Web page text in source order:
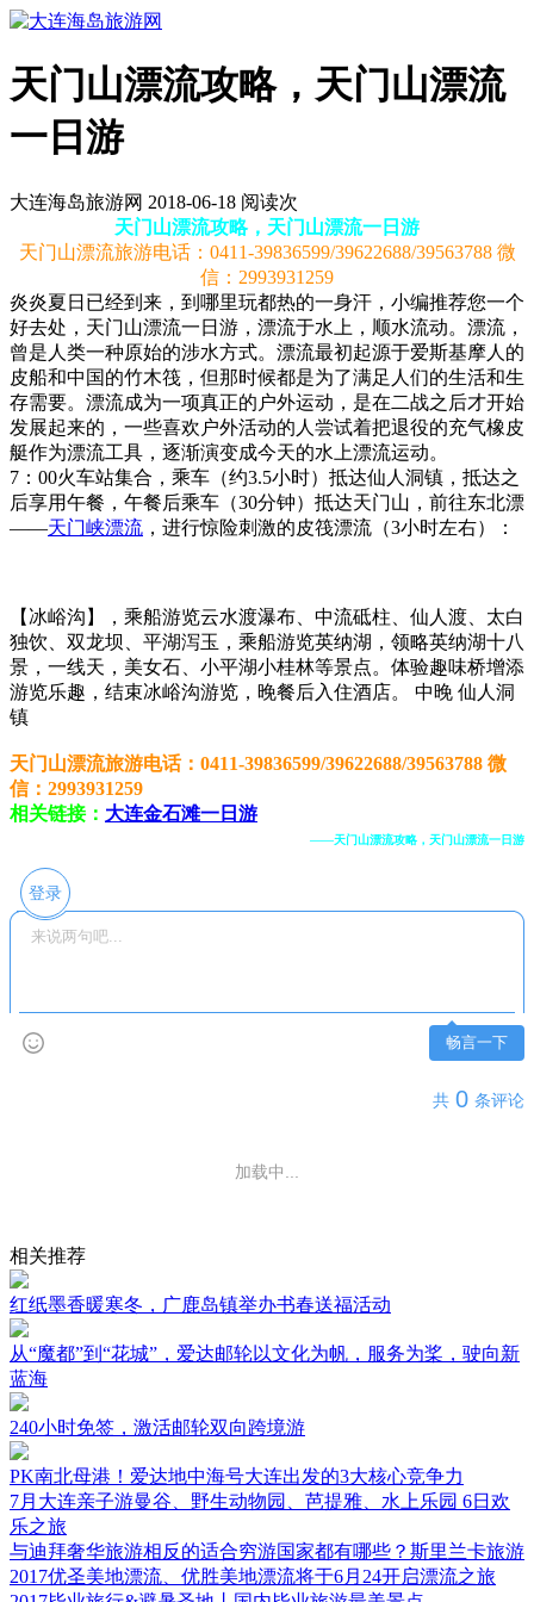
天门山漂流攻略，天门山漂流
一日游
大连海岛旅游网 2018-06-18 阅读次
天门山漂流攻略，天门山漂流一日游
天门山漂流旅游电话：0411-39836599/39622688/39563788 微
信：2993931259
炎炎夏日已经到来，到哪里玩都热的一身汗，小编推荐您一个
好去处，天门山漂流一日游，漂流于水上，顺水流动。漂流，
曾是人类一种原始的涉水方式。漂流最初起源于爱斯基摩人的
皮船和中国的竹木筏，但那时候都是为了满足人们的生活和生
存需要。漂流成为一项真正的户外运动，是在二战之后才开始
发展起来的，一些喜欢户外活动的人尝试着把退役的充气橡皮
艇作为漂流工具，逐渐演变成今天的水上漂流运动。
7：00火车站集合，乘车（约3.5小时）抵达仙人洞镇，抵达之
后享用午餐，午餐后乘车（30分钟）抵达天门山，前往东北漂
——天门峡漂流 ，进行惊险刺激的皮筏漂流（3小时左右）：
【冰峪沟】，乘船游览云水渡瀑布、中流砥柱、仙人渡、太白
独饮、双龙坝、平湖泻玉，乘船游览英纳湖，领略英纳湖十八
景，一线天，美女石、小平湖小桂林等景点。体验趣味桥增添
游览乐趣，结束冰峪沟游览，晚餐后入住酒店。 中晚 仙人洞
镇
天门山漂流旅游电话：0411-39836599/39622688/39563788 微
信：2993931259
相关链接： 大连金石滩一日游
——天门山漂流攻略，天门山漂流一日游
登录
畅言一下
共 0 条评论
加载中...
相关推荐
红纸墨香暖寒冬，广鹿岛镇举办书春送福活动
从“魔都”到“花城”，爱达邮轮以文化为帆，服务为桨，驶向新
蓝海
240小时免签，激活邮轮双向跨境游
PK南北母港！爱达地中海号大连出发的3大核心竞争力
7月大连亲子游曼谷、野生动物园、芭提雅、水上乐园 6日欢
乐之旅
与迪拜奢华旅游相反的适合穷游国家都有哪些？斯里兰卡旅游
2017优圣美地漂流、优胜美地漂流将于6月24开启漂流之旅